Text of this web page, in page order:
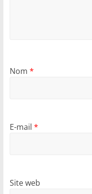
Nom *
E-mail *
Site web